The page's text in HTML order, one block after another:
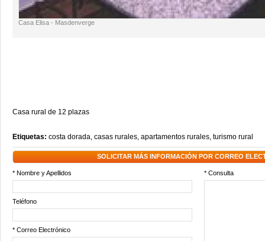
Casa Elisa - Masdenverge
Casa rural de 12 plazas
Etiquetas: costa dorada, casas rurales, apartamentos rurales, turismo rural
SOLICITAR MÁS INFORMACIÓN POR CORREO
* Nombre y Apellidos * Consulta
Teléfono
* Correo Electrónico